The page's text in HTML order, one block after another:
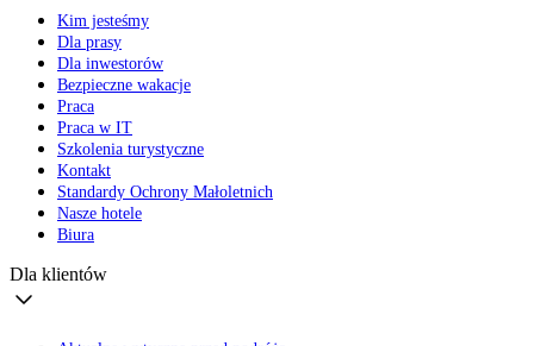
Kim jesteśmy
Dla prasy
Dla inwestorów
Bezpieczne wakacje
Praca
Praca w IT
Szkolenia turystyczne
Kontakt
Standardy Ochrony Małoletnich
Nasze hotele
Biura
Dla klientów